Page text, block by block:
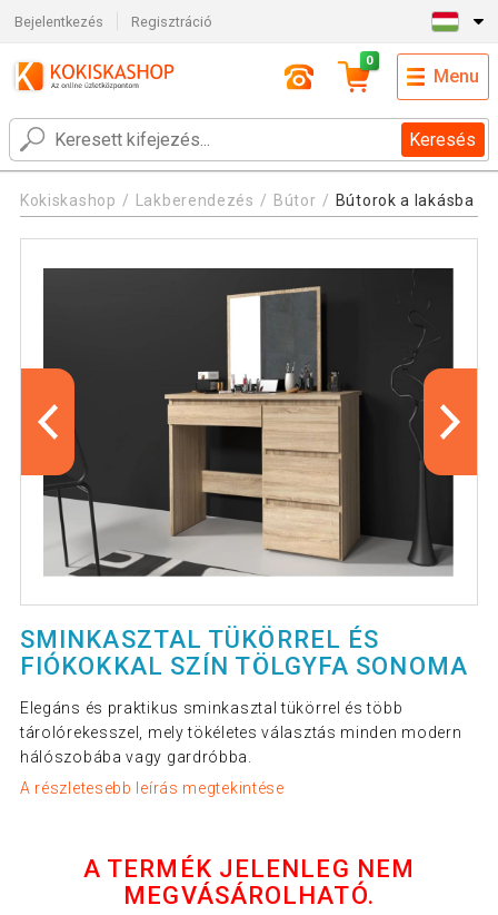
Bejelentkezés Regisztráció
Keresés
0
Menu
Kokiskashop Lakberendezés Bútor Bútorok a lakásba
SMINKASZTAL TÜKÖRREL ÉS
FIÓKOKKAL SZÍN TÖLGYFA SONOMA
Elegáns és praktikus sminkasztal tükörrel és több
tárolórekesszel, mely tökéletes választás minden modern
hálószobába vagy gardróbba.
A részletesebb leírás megtekintése
A TERMÉK JELENLEG NEM
MEGVÁSÁROLHATÓ.